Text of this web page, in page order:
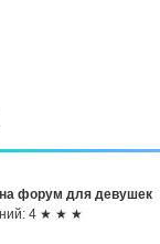
форум для девушек
4 ★ ★ ★